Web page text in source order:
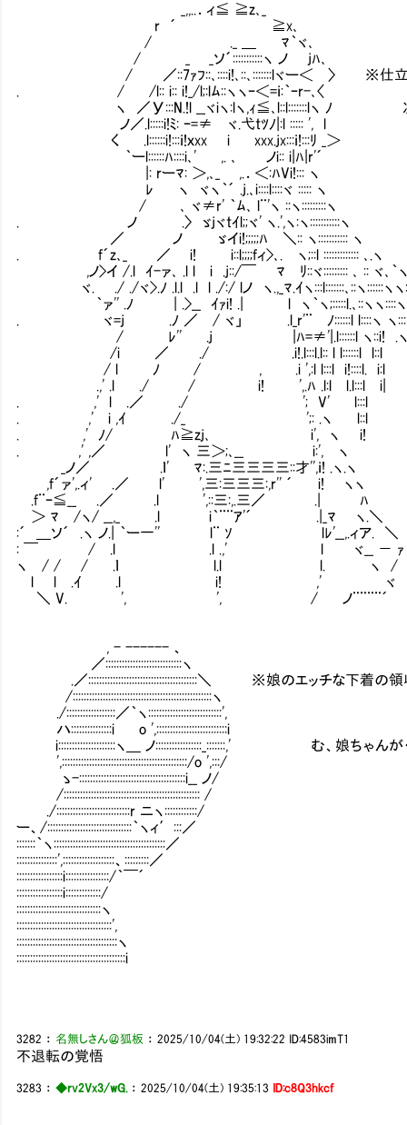
_,,..．ィ≦ ≧z､_
r ´ ≧x､
/ ._ ＿ ﾏ｀ヾ､
/ _ _ソ´:::::::::::ヽ ノ jﾊ､
/ ／::7ｧﾌ::､::::i!､::､:::::::lヾー＜ 〉 ※仕立て屋を呼
. / /l:: i:: i!_/l;:lﾑ::ヽヽｰ＜=ｉ:｀ｰr-､〈
ヽ ／У:::N.!l __ヾiヽ:lヽ,ｨ≦､l::l:::::::lヽ ﾉ 次女
ノ／.l:::::i!ﾐ: ｰ=≠ ヾ.弋tﾂﾉ|:l ::::: ', l
く .l::::::i!:::ｉ!ｘxx i xxx.jx:::ｉ!:::ﾘ _＞
｀ーl::::::ﾊ::::i､' ,. ､ ノi:: i|ﾊ|r'´
|: rーﾏ: ＞,､_ ,.．＜:ﾊVi!::: ヽ
ﾚ ヽ ヾヽ｀´ .j.､i::::l::::ヾ ::::: ヽ
/ ､ ヾ≠r' ｀ﾑ､ l¨'ヽ ::ヽ:::::::::ヽ
. ノ .〉 ゞjヾtｲl;;ヾ' ヽ.',ヽ:ヽ:::::::::::ヽ
／ ノ ゞイi!;;;;;ﾊ ＼:: ヽ::::::::::: ヽ
. f´z､_ ／ i! i::l;;;;fィ>､. ヽ;::l ::::::::::::: ､.ヽ
,ノ>イ /.l ｲ-ァ､ .l l i .j::/￣ ﾏ ﾘ::ヾ::::::::: ､ :: ヾ､｀
ヾ. ./ ./ヾ>.ﾉ .l.l .l l ./:/ lノ ヽ.,_ﾏ.ｲヽ:::l:::::::､::ヽ::::::ヽヽ
｀ァ'' .ﾉ | .>__ ｲｧi! .| l ヽ｀ヽ;:::::l.､::ヽヽ::::ヽヽ
. ヾ=j .ﾉ ／ / ヾ」 .l_r'¨ ﾉ::::::l l::::ヽ ヽ:::ヽ.
/ ﾚ'' .j |ﾊ=≠'|.l::::::l ヽ::i! .ヽ::::l
/i ／ ./ .i!.l:::l.l:: l l::::::l l::l ヽ::l
/ l ﾉ / , .i ',:l l:::l i!::::l. i:l
.,' .l ./ / i! ',.ﾊ .l:l l.l:::l i|
. ,' l .／ ./ '; V' l:::l
. ,' i ,ｲ ./_ ';: .ヽ l::l
. ,' ﾉ/ ﾊ≧zj､ i', ヽ i!
. ,' ,／ l' ヽ 三＞;､__ i:', ヽ
_ノ／ .ｌ' ﾏ:.三ﾆ三三三三::才'',ｉ! .ヽ.ヽ
,f´ァ',.ィ' .／ l' ',三:三三三:,r'' ´ i! ヽヽ
.f¨ｰ≦__ .／ .l ',::三:,.三／ .| ﾊ
＞ ﾏ /ヽ/ __,_ .l i｀¨¨ｱ'´ .|_ﾏ ヽ.＼
:´ ＿ソ´ .ヽ ノ.| ｀ー一'' l¨ ｿ lﾚ'__,.ィア. ＼
: ￣ / .l .l .,' l ヾ__ － ｧ
ヽ / / / .ｌ l.l l. ヽ /
l l .ｲ .l i! ,' ヾ
＼ V. ', ', / ノ¨¨¨¨´
, - ------ 、
／::::::::::::::::::::::::::::ヽ
.／::::::::::::::::::::::::::::::::::::::::＼ ※娘のエッチな下着の領
/:::::::::::::::::::::::::::::::::::::::::::::::::::ヽ
./::::::::::::::::::／｀ヽ:::::::::::::::::::::::::::',
ハ:::::::::::::::i o ',::::::::::::::::::::::::::i
i:::::::::::::::::::::ヽ＿ ノ:::::::::::::::::_:::::::,' む、娘ちゃんが・・・
',::::::::::::::::::::::::::::::::::::::::::::::/o ',:::/
ゝ-:::::::::::::::::::::::::::::::::::::::i__ ノ/
/:::::::::::::::::::::::::::::::::::::::::::::::::: /
./:::::::::::::::::::::::::::r ニヽ::::::::::::/
ー、/:::::::::::::::::::::::::::::::｀ヽィ′:::／
:::::::｀ヽ:::::::::::::::::::::::::::::::::::::::::／
:::::::::::::::',:::::::::::::::::::、:::::::::／
:::::::::::::::::i::::::::::::::::/｀￣´
:::::::::::::::::i:::::::::::::/
:::::::::::::::::::::::::::::::ヽ
:::::::::::::::::::::::::::::::::::',
:::::::::::::::::::::::::::::::::::::ヽ
::::::::::::::::::::::::::::::::::::::::i
3282 ： 名無しさん＠狐板 ：2025/10/04(土) 19:32:22 ID:4583imT1
不退転の覚悟
3283 ：◆rv2Vx3/wG. ：2025/10/04(土) 19:35:13 ID:c8Q3hkcf